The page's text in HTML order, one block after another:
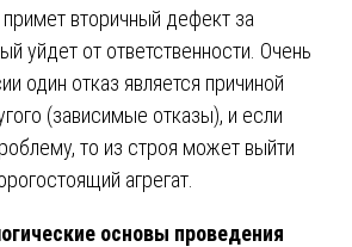
вторичный дефект за
уйдет от ответственности. Очень
один отказ является причиной
(зависимые отказы), и если
то из строя может выйти
агрегат.
основы проведения